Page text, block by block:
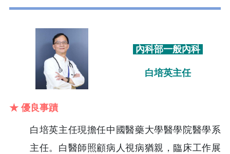
內科部一般內科
白培英主任
★ 優良事蹟
白培英主任現擔任中國醫藥大學醫學院醫學系
主任。白醫師照顧病人視病猶親，臨床工作展